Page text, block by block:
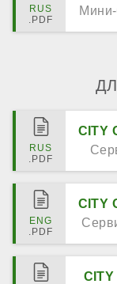
Мини-
CITY
CITY